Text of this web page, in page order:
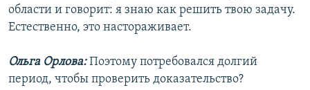
области и говорит: я знаю как решить твою задачу.
Естественно, это настораживает.
Ольга Орлова:Поэтому потребовался долгий
период, чтобы проверить доказательство?